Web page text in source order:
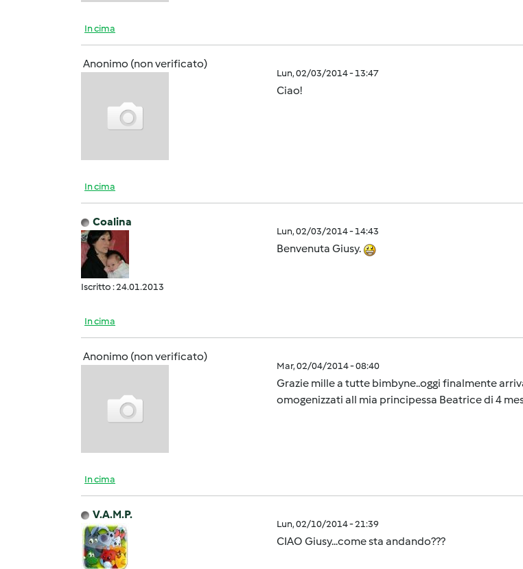
In cima
Anonimo (non verificato)
Lun, 02/03/2014 - 13:47
Ciao!
In cima
Coalina
Iscritto : 24.01.2013
Lun, 02/03/2014 - 14:43
Benvenuta Giusy.
In cima
Anonimo (non verificato)
Mar, 02/04/2014 - 08:40
Grazie mille a tutte bimbyne..oggi finalmente
omogenizzati all mia principessa Beatrice di 4
In cima
V.A.M.P.
Lun, 02/10/2014 - 21:39
CIAO Giusy...come sta andando???